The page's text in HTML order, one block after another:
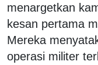
menargetkan
kesan pertama
Mereka
operasi militer